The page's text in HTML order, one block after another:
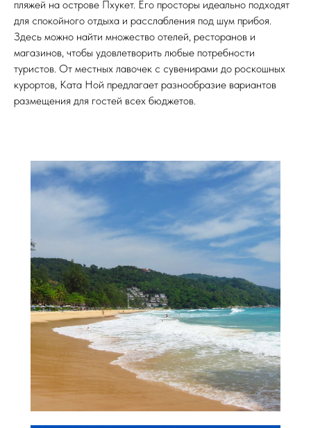
пляжей на острове Пхукет. Его просторы идеально подходят
для спокойного отдыха и расслабления под шум прибоя.
Здесь можно найти множество отелей, ресторанов и
магазинов, чтобы удовлетворить любые потребности
туристов. От местных лавочек с сувенирами до роскошных
курортов, Ката Ной предлагает разнообразие вариантов
размещения для гостей всех бюджетов.